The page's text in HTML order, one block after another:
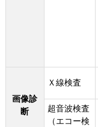
画像診
断
Ｘ線検査
超音波検査
（エコー検